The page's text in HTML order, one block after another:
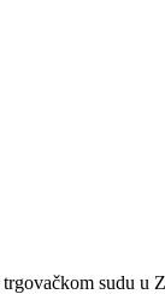
sudu